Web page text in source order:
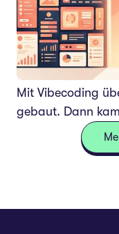
Mit Vibecoding
gebaut. Dann